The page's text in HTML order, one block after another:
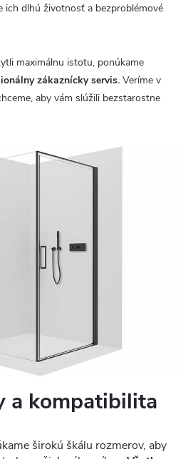
ich dlhú životnosť a bezproblémové
maximálnu istotu, ponúkame
zákaznícky servis. Veríme v
aby vám slúžili bezstarostne
a kompatibilita
širokú škálu rozmerov, aby